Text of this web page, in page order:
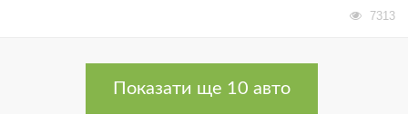
7313
Показати ще 10 авто